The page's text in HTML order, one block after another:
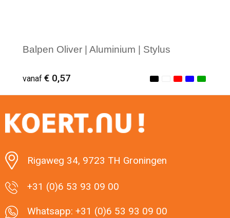
Balpen Oliver | Aluminium | Stylus
vanaf € 0,57
Minimale afname: 1
Rigaweg 34, 9723 TH Groningen
+31 (0)6 53 93 09 00
Whatsapp: +31 (0)6 53 93 09 00